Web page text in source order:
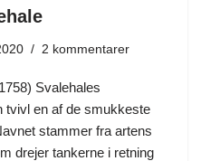
2 kommentarer
Svalehales
tvivl en af de smukkeste
stammer fra artens
drejer tankerne i retning